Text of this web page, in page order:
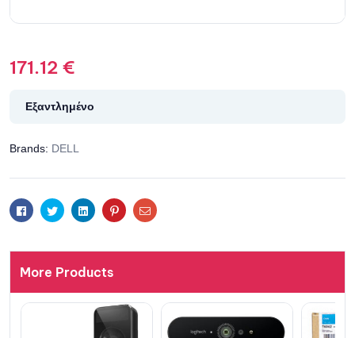
171.12 €
Εξαντλημένο
Brands: DELL
FacebookTwitterLinkedinPinterestEmail
More Products